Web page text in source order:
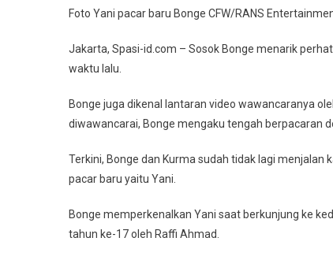
Foto Yani pacar baru Bonge CFW/RANS
Jakarta, Spasi-id.com – Sosok Bonge menarik
waktu lalu.
Bonge juga dikenal lantaran video wawancaranya
diwawancarai, Bonge mengaku tengah berpacaran
Terkini, Bonge dan Kurma sudah tidak lagi
pacar baru yaitu Yani.
Bonge memperkenalkan Yani saat berkunjung ke
tahun ke-17 oleh Raffi Ahmad.